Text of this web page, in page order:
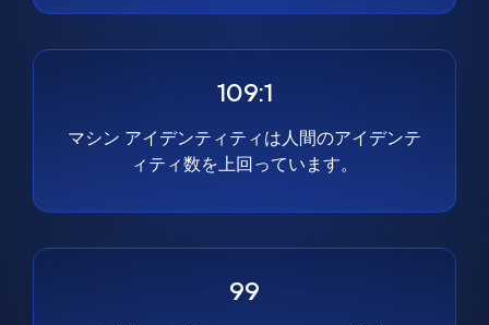
109:1
マシン アイデンティティは人間のアイデンテ
ィティ数を上回っています。
99